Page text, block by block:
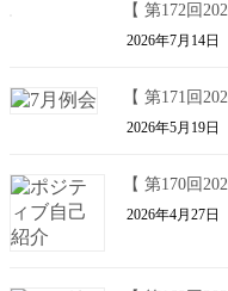
【 第172回
2026年7月14日
【 第171回
2026年5月19日
【 第170回
2026年4月27日